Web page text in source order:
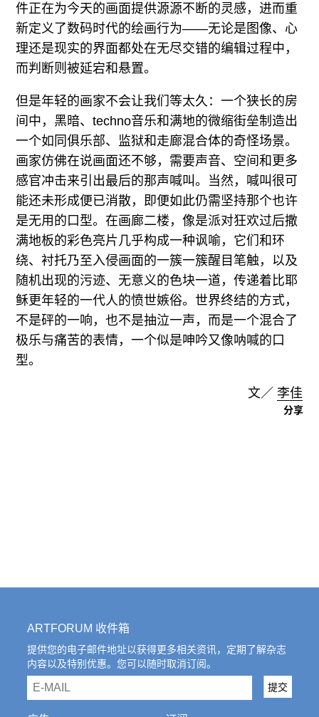
件正在为今天的画面提供源源不断的灵感，进而重
新定义了数码时代的绘画行为——无论是图像、心
理还是现实的界面都处在无尽交错的编辑过程中，
而判断则被延宕和悬置。
但是年轻的画家不会让我们等太久：一个狭长的房
间中，黑暗、techno音乐和满地的微缩街垒制造出
一个如同俱乐部、监狱和走廊混合体的奇怪场景。
画家仿佛在说画面还不够，需要声音、空间和更多
感官冲击来引出最后的那声喊叫。当然，喊叫很可
能还未形成便已消散，即便如此仍需坚持那个也许
是无用的口型。在画廊二楼，像是派对狂欢过后撒
满地板的彩色亮片几乎构成一种讽喻，它们和环
绕、衬托乃至入侵画面的一簇一簇醒目笔触，以及
随机出现的污迹、无意义的色块一道，传递着比耶
稣更年轻的一代人的愤世嫉俗。世界终结的方式，
不是砰的一响，也不是抽泣一声，而是一个混合了
极乐与痛苦的表情，一个似是呻吟又像呐喊的口
型。
文／ 李佳
分享
ARTFORUM 收件箱
提供您的电子邮件地址以获得更多相关资讯，定期了解杂志
内容以及特别优惠。您可以随时取消订阅。
email 提交